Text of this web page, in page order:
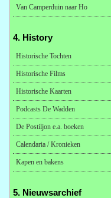
Van Camperduin naar Ho
4. History
Historische Tochten
Historische Films
Historische Kaarten
Podcasts De Wadden
De Postiljon e.a. boeken
Calendaria / Kronieken
Kapen en bakens
5. Nieuwsarchief